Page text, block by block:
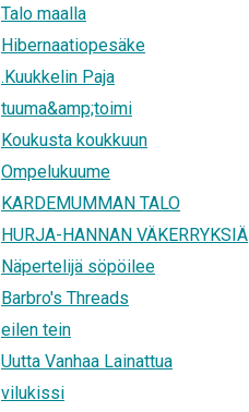
Talo maalla
Hibernaatiopesäke
.Kuukkelin Paja
tuuma&amp;toimi
Koukusta koukkuun
Ompelukuume
KARDEMUMMAN TALO
HURJA-HANNAN VÄKERRYKSIÄ
Näpertelijä söpöilee
Barbro's Threads
eilen tein
Uutta Vanhaa Lainattua
vilukissi